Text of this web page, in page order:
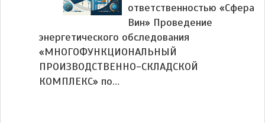
ответственностью «Сфера
Вин» Проведение
энергетического обследования
«МНОГОФУНКЦИОНАЛЬНЫЙ
ПРОИЗВОДСТВЕННО-СКЛАДСКОЙ
КОМПЛЕКС» по…